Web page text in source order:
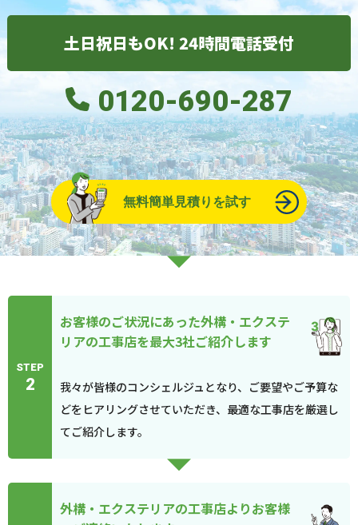
土日祝日もOK! 24時間電話受付
0120-690-287
無料簡単見積りを試す
STEP
2
お客様のご状況にあった外構・エクステ
リアの工事店を最大3社ご紹介します
我々が皆様のコンシェルジュとなり、ご要望やご予算な
どをヒアリングさせていただき、最適な工事店を厳選し
てご紹介します。
外構・エクステリアの工事店よりお客様